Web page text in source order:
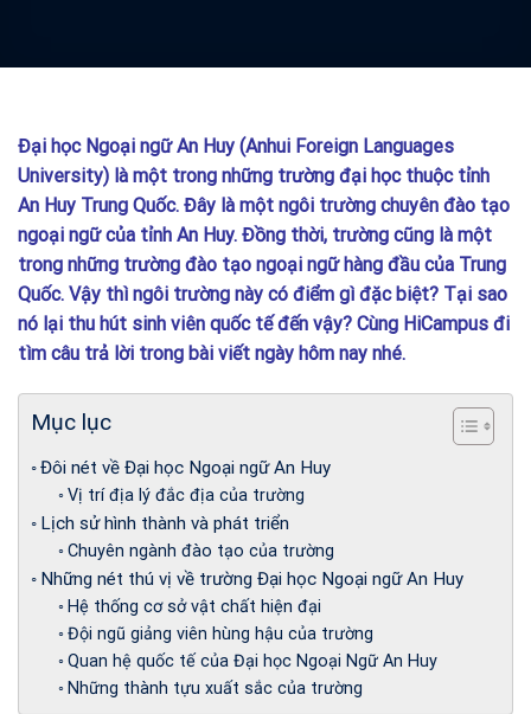
Đại học Ngoại ngữ An Huy (Anhui Foreign Languages
University) là một trong những trường đại học thuộc tỉnh
An Huy Trung Quốc. Đây là một ngôi trường chuyên đào tạo
ngoại ngữ của tỉnh An Huy. Đồng thời, trường cũng là một
trong những trường đào tạo ngoại ngữ hàng đầu của Trung
Quốc. Vậy thì ngôi trường này có điểm gì đặc biệt? Tại sao
nó lại thu hút sinh viên quốc tế đến vậy? Cùng HiCampus đi
tìm câu trả lời trong bài viết ngày hôm nay nhé.
Mục lục
Đôi nét về Đại học Ngoại ngữ An Huy
Vị trí địa lý đắc địa của trường
Lịch sử hình thành và phát triển
Chuyên ngành đào tạo của trường
Những nét thú vị về trường Đại học Ngoại ngữ An Huy
Hệ thống cơ sở vật chất hiện đại
Đội ngũ giảng viên hùng hậu của trường
Quan hệ quốc tế của Đại học Ngoại Ngữ An Huy
Những thành tựu xuất sắc của trường